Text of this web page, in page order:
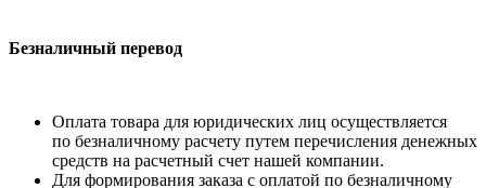
Безналичный перевод
Оплата товара для юридических лиц осуществляется
по безналичному расчету путем перечисления денежных
средств на расчетный счет нашей компании.
Для формирования заказа с оплатой по безналичному